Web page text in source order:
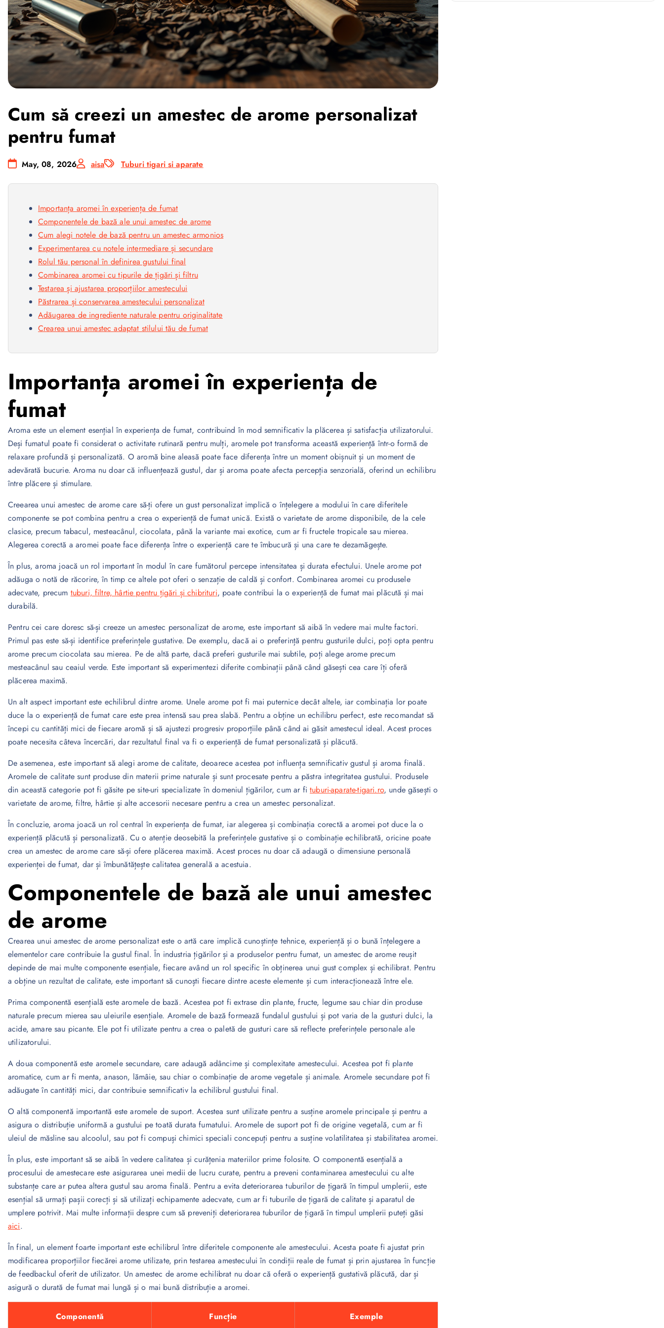
Cum să creezi un amestec de arome personalizat
pentru fumat
May, 08, 2026 aisa Tuburi tigari si aparate
Importanța aromei în experiența de fumat
Componentele de bază ale unui amestec de arome
Cum alegi notele de bază pentru un amestec armonios
Experimentarea cu notele intermediare și secundare
Rolul tău personal în definirea gustului final
Combinarea aromei cu tipurile de țigări și filtru
Testarea și ajustarea proporțiilor amestecului
Păstrarea și conservarea amestecului personalizat
Adăugarea de ingrediente naturale pentru originalitate
Crearea unui amestec adaptat stilului tău de fumat
Importanța aromei în experiența de
fumat
Aroma este un element esențial în experiența de fumat, contribuind în mod semnificativ la plăcerea și satisfacția utilizatorului.
Deși fumatul poate fi considerat o activitate rutinară pentru mulți, aromele pot transforma această experiență într-o formă de
relaxare profundă și personalizată. O aromă bine aleasă poate face diferența între un moment obișnuit și un moment de
adevărată bucurie. Aroma nu doar că influențează gustul, dar și aroma poate afecta percepția senzorială, oferind un echilibru
între plăcere și stimulare.
Creearea unui amestec de arome care să-ți ofere un gust personalizat implică o înțelegere a modului în care diferitele
componente se pot combina pentru a crea o experiență de fumat unică. Există o varietate de arome disponibile, de la cele
clasice, precum tabacul, mesteacânul, ciocolata, până la variante mai exotice, cum ar fi fructele tropicale sau mierea.
Alegerea corectă a aromei poate face diferența între o experiență care te îmbucură și una care te dezamăgește.
În plus, aroma joacă un rol important în modul în care fumătorul percepe intensitatea și durata efectului. Unele arome pot
adăuga o notă de răcorire, în timp ce altele pot oferi o senzație de caldă și confort. Combinarea aromei cu produsele
adecvate, precum tuburi, filtre, hârtie pentru țigări și chibrituri, poate contribui la o experiență de fumat mai plăcută și mai
durabilă.
Pentru cei care doresc să-și creeze un amestec personalizat de arome, este important să aibă în vedere mai multe factori.
Primul pas este să-și identifice preferințele gustative. De exemplu, dacă ai o preferință pentru gusturile dulci, poți opta pentru
arome precum ciocolata sau mierea. Pe de altă parte, dacă preferi gusturile mai subtile, poți alege arome precum
mesteacânul sau ceaiul verde. Este important să experimentezi diferite combinații până când găsești cea care îți oferă
plăcerea maximă.
Un alt aspect important este echilibrul dintre arome. Unele arome pot fi mai puternice decât altele, iar combinația lor poate
duce la o experiență de fumat care este prea intensă sau prea slabă. Pentru a obține un echilibru perfect, este recomandat să
începi cu cantități mici de fiecare aromă și să ajustezi progresiv proporțiile până când ai găsit amestecul ideal. Acest proces
poate necesita câteva încercări, dar rezultatul final va fi o experiență de fumat personalizată și plăcută.
De asemenea, este important să alegi arome de calitate, deoarece acestea pot influența semnificativ gustul și aroma finală.
Aromele de calitate sunt produse din materii prime naturale și sunt procesate pentru a păstra integritatea gustului. Produsele
din această categorie pot fi găsite pe site-uri specializate în domeniul țigărilor, cum ar fituburi-aparate-tigari.ro, unde găsești o
varietate de arome, filtre, hârtie și alte accesorii necesare pentru a crea un amestec personalizat.
În concluzie, aroma joacă un rol central în experiența de fumat, iar alegerea și combinația corectă a aromei pot duce la o
experiență plăcută și personalizată. Cu o atenție deosebită la preferințele gustative și o combinație echilibrată, oricine poate
crea un amestec de arome care să-și ofere plăcerea maximă. Acest proces nu doar că adaugă o dimensiune personală
experienței de fumat, dar și îmbunătățește calitatea generală a acestuia.
Componentele de bază ale unui amestec
de arome
Crearea unui amestec de arome personalizat este o artă care implică cunoștințe tehnice, experiență și o bună înțelegere a
elementelor care contribuie la gustul final. În industria țigărilor și a produselor pentru fumat, un amestec de arome reușit
depinde de mai multe componente esențiale, fiecare având un rol specific în obținerea unui gust complex și echilibrat. Pentru
a obține un rezultat de calitate, este important să cunoști fiecare dintre aceste elemente și cum interacționează între ele.
Prima componentă esențială este aromele de bază. Acestea pot fi extrase din plante, fructe, legume sau chiar din produse
naturale precum mierea sau uleiurile esențiale. Aromele de bază formează fundalul gustului și pot varia de la gusturi dulci, la
acide, amare sau picante. Ele pot fi utilizate pentru a crea o paletă de gusturi care să reflecte preferințele personale ale
utilizatorului.
A doua componentă este aromele secundare, care adaugă adâncime și complexitate amestecului. Acestea pot fi plante
aromatice, cum ar fi menta, anason, lămâie, sau chiar o combinație de arome vegetale și animale. Aromele secundare pot fi
adăugate în cantități mici, dar contribuie semnificativ la echilibrul gustului final.
O altă componentă importantă este aromele de suport. Acestea sunt utilizate pentru a susține aromele principale și pentru a
asigura o distribuție uniformă a gustului pe toată durata fumatului. Aromele de suport pot fi de origine vegetală, cum ar fi
uleiul de măsline sau alcoolul, sau pot fi compuși chimici speciali concepuți pentru a susține volatilitatea și stabilitatea aromei.
În plus, este important să se aibă în vedere calitatea și curățenia materiilor prime folosite. O componentă esențială a
procesului de amestecare este asigurarea unei medii de lucru curate, pentru a preveni contaminarea amestecului cu alte
substanțe care ar putea altera gustul sau aroma finală. Pentru a evita deteriorarea tuburilor de țigară în timpul umplerii, este
esențial să urmați pașii corecți și să utilizați echipamente adecvate, cum ar fi tuburile de țigară de calitate și aparatul de
umplere potrivit. Mai multe informații despre cum să preveniți deteriorarea tuburilor de țigară în timpul umplerii puteți găsi
aici.
În final, un element foarte important este echilibrul între diferitele componente ale amestecului. Acesta poate fi ajustat prin
modificarea proporțiilor fiecărei arome utilizate, prin testarea amestecului în condiții reale de fumat și prin ajustarea în funcție
de feedbackul oferit de utilizator. Un amestec de arome echilibrat nu doar că oferă o experiență gustativă plăcută, dar și
asigură o durată de fumat mai lungă și o mai bună distribuție a aromei.
Componentă Funcție Exemple